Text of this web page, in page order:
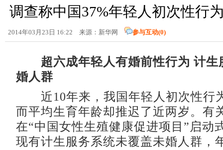
调查称中国37%年轻人初次性行
2014年03月23日 16:22 来源：新华网 参与互动(0)
超六成年轻人有婚前性行为 计生
婚人群
近10年来，我国年轻人初次性行
而平均生育年龄却推迟了近两岁。有
在“中国女性生殖健康促进项目”启动
现有计生服务系统未覆盖未婚人群，